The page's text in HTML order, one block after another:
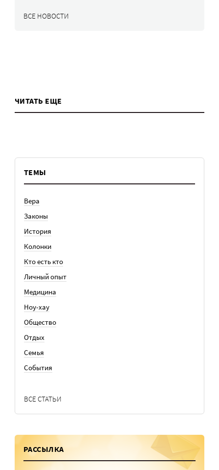
ВСЕ НОВОСТИ
ЧИТАТЬ ЕЩЕ
ТЕМЫ
Вера
Законы
История
Колонки
Кто есть кто
Личный опыт
Медицина
Ноу-хау
Общество
Отдых
Семья
События
ВСЕ СТАТЬИ
РАССЫЛКА